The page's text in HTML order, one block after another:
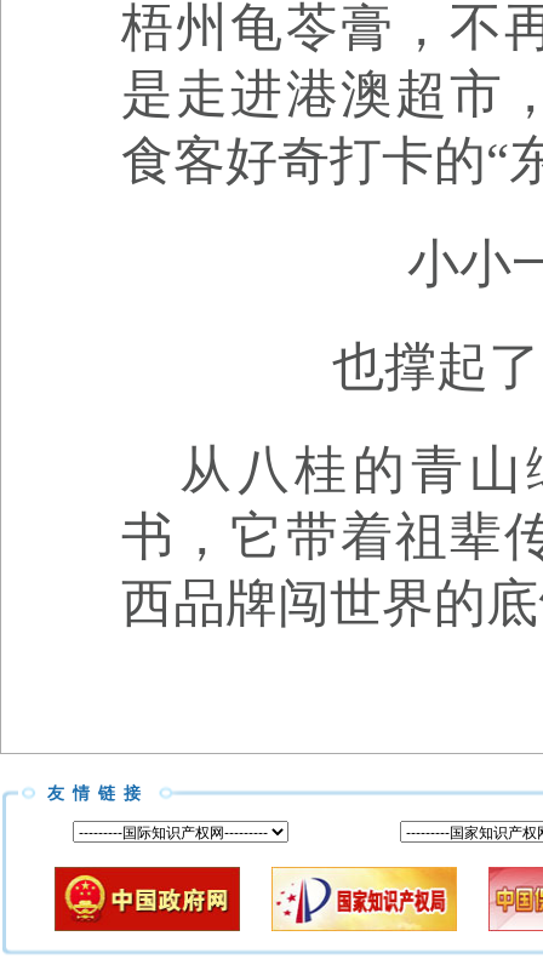
梧州龟苓膏，不
是走进港澳超市
食客好奇打卡的“
小小
也撑起
从八桂的青
书，它带着祖辈
西品牌闯世界的
友情链接